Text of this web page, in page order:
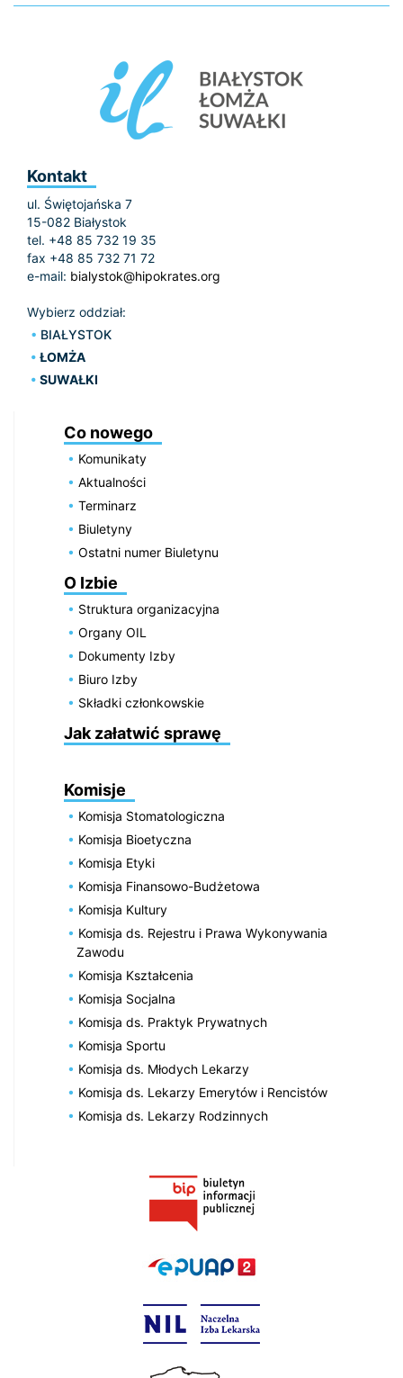
Kontakt
ul. Świętojańska 7
15-082 Białystok
tel. +48 85 732 19 35
fax +48 85 732 71 72
e-mail: bialystok@hipokrates.org
Wybierz oddział:
BIAŁYSTOK
ŁOMŻA
SUWAŁKI
Co nowego
Komunikaty
Aktualności
Terminarz
Biuletyny
Ostatni numer Biuletynu
O Izbie
Struktura organizacyjna
Organy OIL
Dokumenty Izby
Biuro Izby
Składki członkowskie
Jak załatwić sprawę
Komisje
Komisja Stomatologiczna
Komisja Bioetyczna
Komisja Etyki
Komisja Finansowo-Budżetowa
Komisja Kultury
Komisja ds. Rejestru i Prawa Wykonywania
Zawodu
Komisja Kształcenia
Komisja Socjalna
Komisja ds. Praktyk Prywatnych
Komisja Sportu
Komisja ds. Młodych Lekarzy
Komisja ds. Lekarzy Emerytów i Rencistów
Komisja ds. Lekarzy Rodzinnych